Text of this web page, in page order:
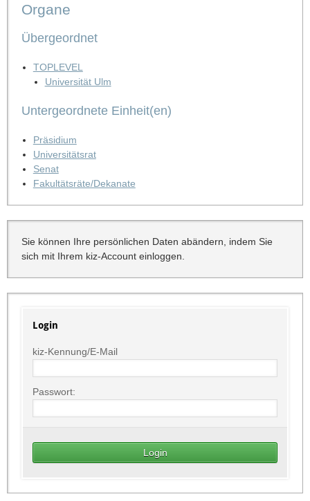
Organe
Übergeordnet
TOPLEVEL
Universität Ulm
Untergeordnete Einheit(en)
Präsidium
Universitätsrat
Senat
Fakultätsräte/Dekanate
Sie können Ihre persönlichen Daten abändern, indem Sie
sich mit Ihrem kiz-Account einloggen.
Login
kiz-Kennung/E-Mail
Passwort: